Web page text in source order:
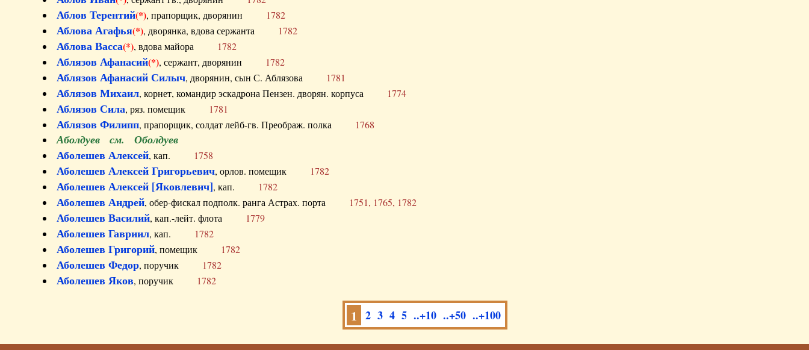
Аблов Терентий(*), прапорщик, дворянин 1782
Аблова Агафья(*), дворянка, вдова сержанта 1782
Аблова Васса(*), вдова майора 1782
Аблязов Афанасий(*), сержант, дворянин 1782
Аблязов Афанасий Силыч, дворянин, сын С. Аблязова 1781
Аблязов Михаил, корнет, командир эскадрона Пензен. дворян. корпуса 1774
Аблязов Сила, ряз. помещик 1781
Аблязов Филипп, прапорщик, солдат лейб-гв. Преображ. полка 1768
Аболдуев см. Оболдуев
Аболешев Алексей, кап. 1758
Аболешев Алексей Григорьевич, орлов. помещик 1782
Аболешев Алексей [Яковлевич], кап. 1782
Аболешев Андрей, обер-фискал подполк. ранга Астрах. порта 1751, 1765, 1782
Аболешев Василий, кап.-лейт. флота 1779
Аболешев Гавриил, кап. 1782
Аболешев Григорий, помещик 1782
Аболешев Федор, поручик 1782
Аболешев Яков, поручик 1782
1 2 3 4 5 ..+10 ..+50 ..+100